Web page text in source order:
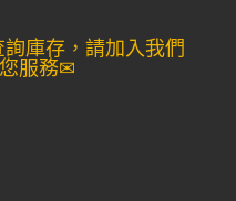
庫存，請加入我們
服務✉